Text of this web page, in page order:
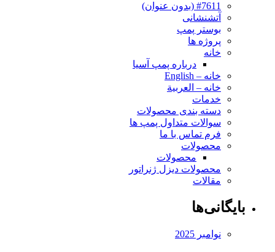
#7611 (بدون عنوان)
آتشنشانی
بوستر پمپ
پروژه ها
خانه
درباره پمپ آسیا
خانه – English
خانه – العربية
خدمات
دسته بندی محصولات
سوالات متداول پمپ ها
فرم تماس با ما
محصولات
محصولات
محصولات دیزل ژنراتور
مقالات
بایگانی‌ها
نوامبر 2025